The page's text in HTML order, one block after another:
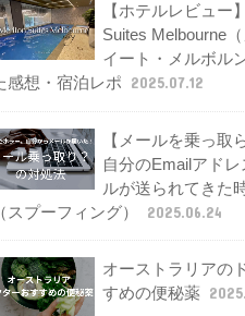
【ホテルレビュー
Suites Melbourne
イート・メルボル
感想・宿泊レポ
2025.07.12
【メールを乗っ取
自分のEmailアド
ルが送られてきた
（スプーフィング）
2025.06.24
オーストラリアの
すめの便秘薬